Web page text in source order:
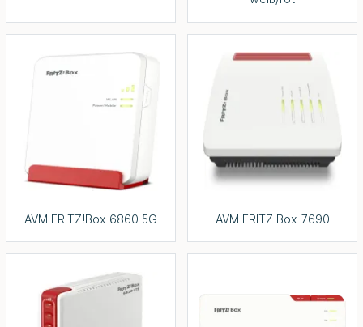
AVM FRITZ!Box 6860 5G AVM FRITZ!Box 7690